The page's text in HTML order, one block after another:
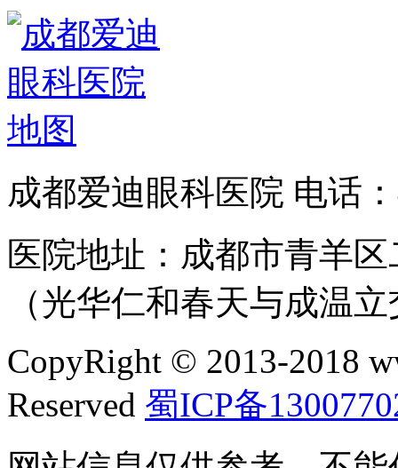
成都爱迪眼科医院 电话
医院地址：成都市青羊
（光华仁和春天与成温
CopyRight © 2013-2018
Reserved 蜀ICP备